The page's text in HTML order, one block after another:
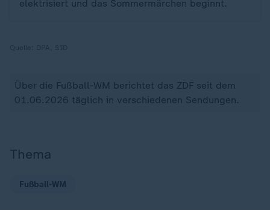
elektrisiert und das Sommermärchen beginnt.
Über die Fußball-WM berichtet das ZDF seit dem
01.06.2026 täglich in verschiedenen Sendungen.
Thema
Fußball-WM